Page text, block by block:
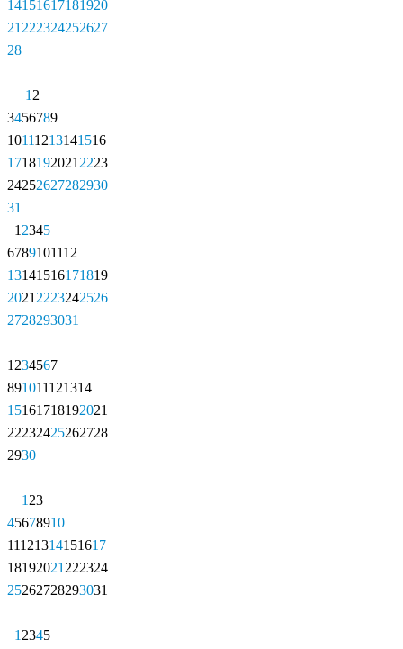
14151617181920
21 222324252627
28
1 2
3456789
10111213141516
1718192021 2223
24252627282930
31
1 2345
6789101112
13141516171819
2021 2223242526
2728293031
1 234567
891011121314
15161718192021
22232425262728
2930
1 23
45678910
11121314151617
18192021 222324
25262728293031
1 2345